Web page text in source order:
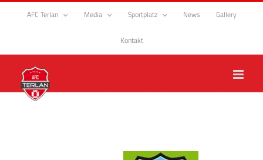
Zum
AFC Terlan Media Sportplatz News Gallery
Kontakt